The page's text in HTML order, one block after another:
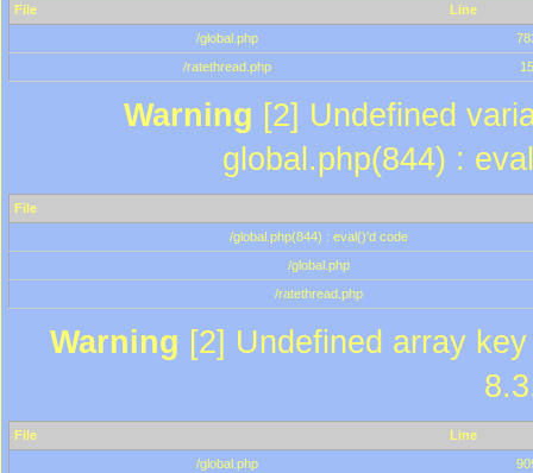
File
Line
/global.php
/ratethread.php
15
Warning [2] Undefined
global.php(844) :
File
/global.php(844) : eval()'d code
/global.php
/ratethread.php
Warning [2] Undefined array
File
Line
/global.php